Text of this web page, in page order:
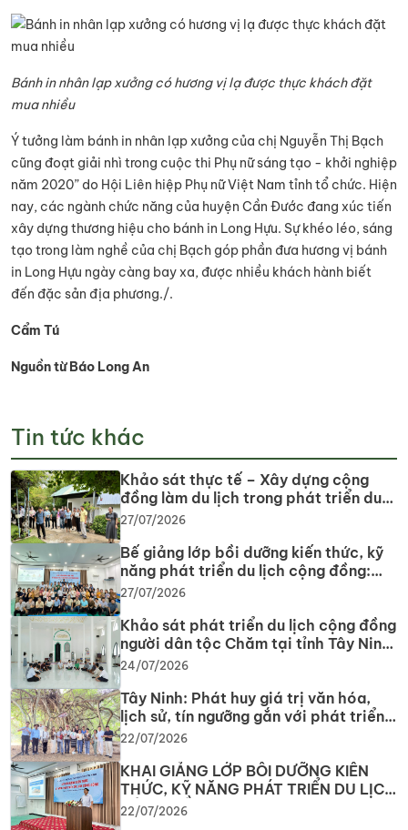
Bánh in nhân lạp xưởng có hương vị lạ được thực khách đặt
mua nhiều
Ý tưởng làm bánh in nhân lạp xưởng của chị Nguyễn Thị Bạch
cũng đoạt giải nhì trong cuộc thi Phụ nữ sáng tạo - khởi nghiệp
năm 2020” do Hội Liên hiệp Phụ nữ Việt Nam tỉnh tổ chức. Hiện
nay, các ngành chức năng của huyện Cần Đước đang xúc tiến
xây dựng thương hiệu cho bánh in Long Hựu. Sự khéo léo, sáng
tạo trong làm nghề của chị Bạch góp phần đưa hương vị bánh
in Long Hựu ngày càng bay xa, được nhiều khách hành biết
đến đặc sản địa phương./.
Cẩm Tú
Nguồn từ Báo Long An
Tin tức khác
Khảo sát thực tế – Xây dựng cộng
đồng làm du lịch trong phát triển du
lịch cộng đồng tại tỉnh Tây Ninh
27/07/2026
Bế giảng lớp bồi dưỡng kiến thức, kỹ
năng phát triển du lịch cộng đồng:
Gắn lý thuyết với thực tiễn, lan tỏa tư
27/07/2026
Khảo sát phát triển du lịch cộng đồng
người dân tộc Chăm tại tỉnh Tây Ninh
năm 2026
24/07/2026
Tây Ninh: Phát huy giá trị văn hóa,
lịch sử, tín ngưỡng gắn với phát triển
du lịch
22/07/2026
KHAI GIẢNG LỚP BỒI DƯỠNG KIẾN
THỨC, KỸ NĂNG PHÁT TRIỂN DU LỊCH
CỘNG ĐỒNG Nâng cao năng lực
22/07/2026